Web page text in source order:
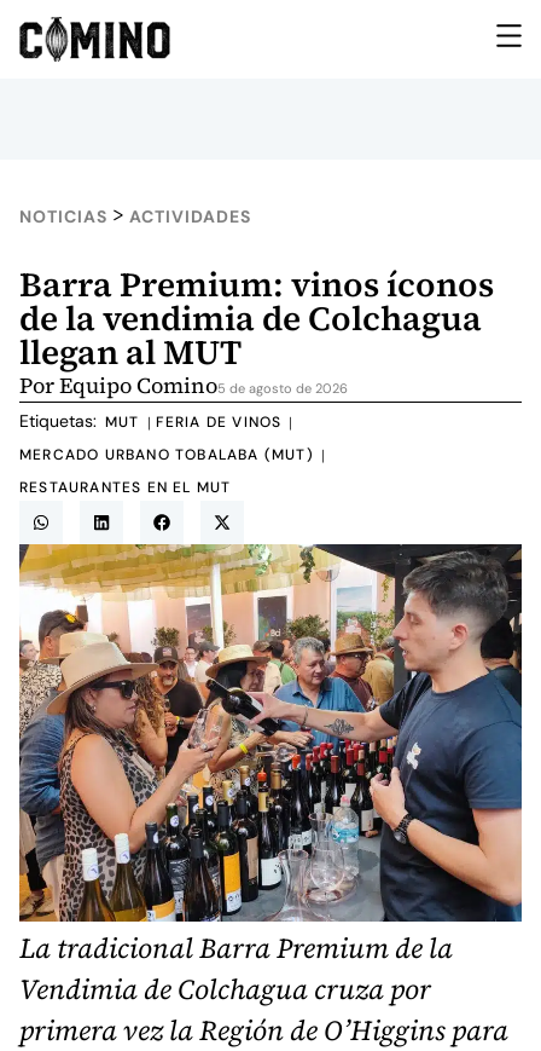
NOTICIAS > ACTIVIDADES
Barra Premium: vinos íconos
de la vendimia de Colchagua
llegan al MUT
PorEquipo Comino5 de agosto de 2026
Etiquetas: MUT | FERIA DE VINOS |
MERCADO URBANO TOBALABA (MUT) |
RESTAURANTES EN EL MUT
La tradicional Barra Premium de la
Vendimia de Colchagua cruza por
primera vez la Región de O’Higgins para